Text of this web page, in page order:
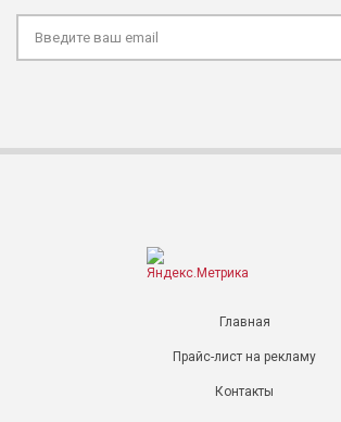
Главная
Прайс-лист на рекламу
Контакты